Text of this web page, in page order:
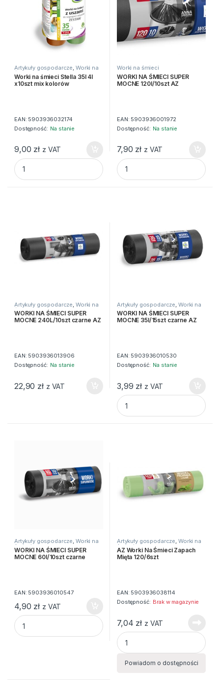
Artykuły gospodarcze Worki na
śmieci
Worki na śmieci Stella 35l 4l
x10szt mix kolorów
EAN: 5903936032174
Dostępność: Na stanie
9,00 zł z VAT
Worki na śmieci Stella 35l 4l x10szt mix kolorów quantity
Worki na śmieci
WORKI NA ŚMIECI SUPER
MOCNE 120l/10szt AZ
EAN: 5903936001972
Dostępność: Na stanie
7,90 zł z VAT
WORKI NA ŚMIECI SUPER
Artykuły gospodarcze Worki na
śmieci
WORKI NA ŚMIECI SUPER
MOCNE 240L/10szt czarne AZ
EAN: 5903936013906
Dostępność: Na stanie
22,90 zł z VAT
Artykuły gospodarcze Worki na
śmieci
WORKI NA ŚMIECI SUPER
MOCNE 35l/15szt czarne AZ
EAN: 5903936010530
Dostępność: Na stanie
3,99 zł z VAT
WORKI NA ŚMIECI SUPER
Artykuły gospodarcze, Worki na
śmieci
WORKI NA ŚMIECI SUPER
MOCNE 60l/10szt czarne
EAN: 5903936010547
4,90 zł z VAT
WORKI NA ŚMIECI SUPER MOCNE 60l/10szt czarne quantity
Artykuły gospodarcze, Worki na
śmieci
AZ Worki Na Śmieci Zapach
Mięta 120/6szt
EAN: 5903936038114
Dostępność: Brak w magazynie
7,04 zł z VAT
AZ Worki Na Śmieci Zapach
Powiadom o dostępności